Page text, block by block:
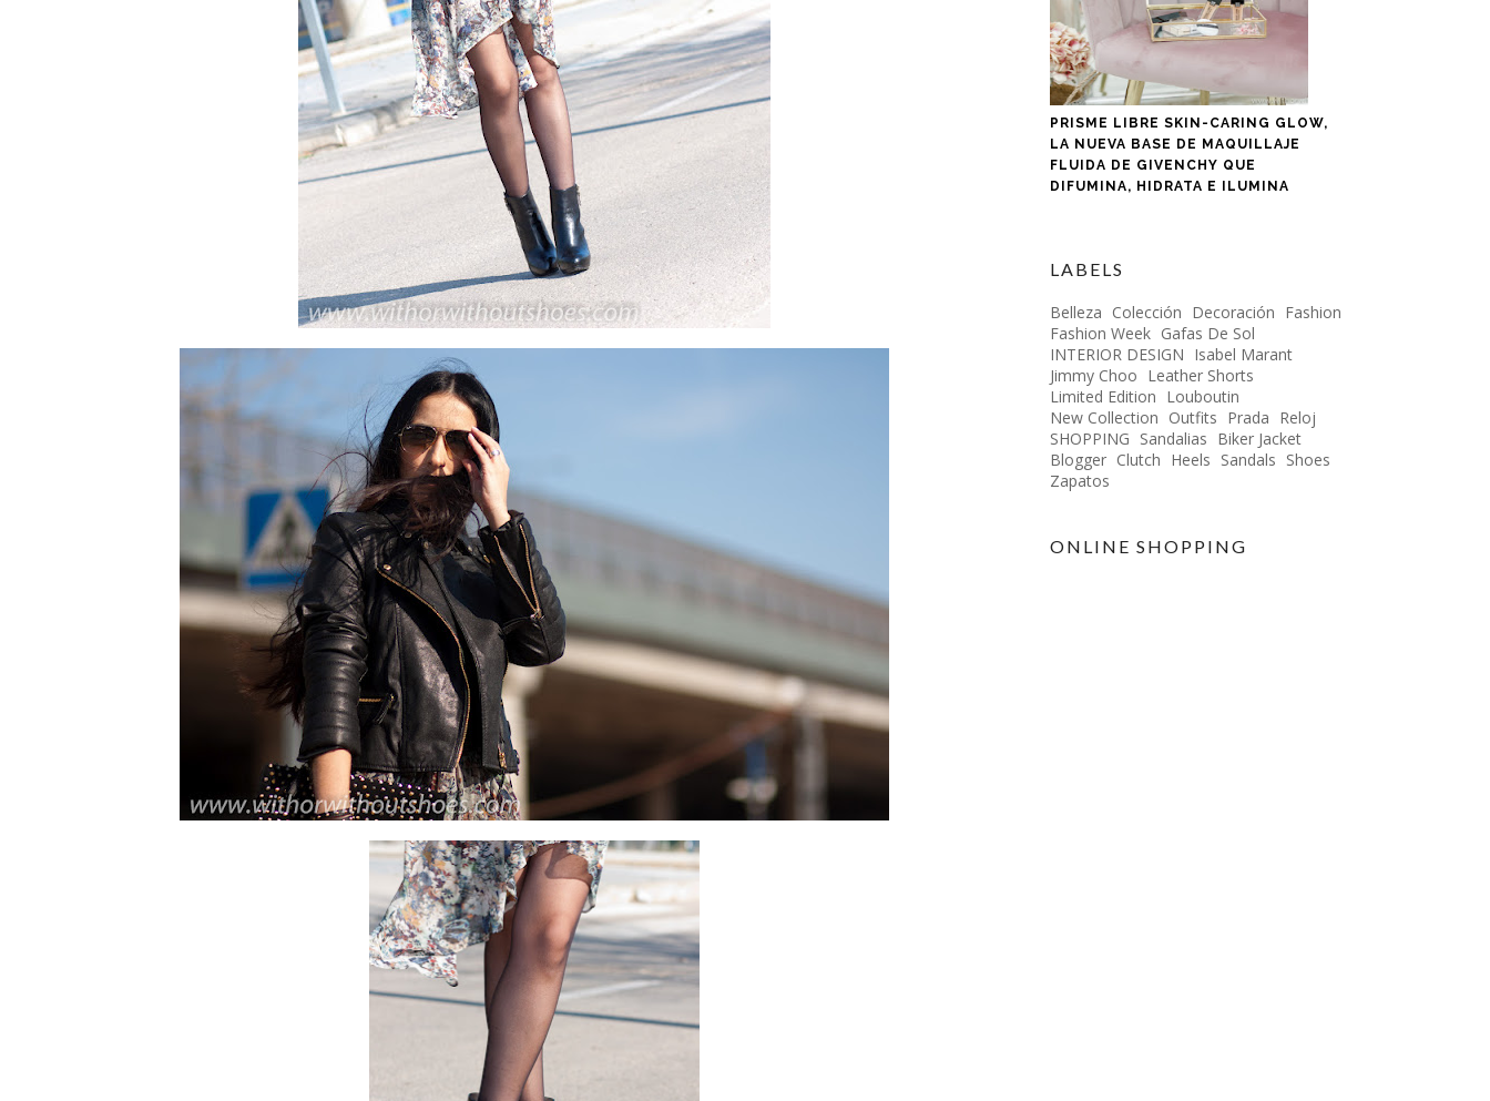
PRISME LIBRE SKIN-CARING GLOW,
LA NUEVA BASE DE MAQUILLAJE
FLUIDA DE GIVENCHY QUE
DIFUMINA, HIDRATA E ILUMINA
LABELS
Belleza Colección Decoración Fashion
Fashion Week Gafas De Sol
INTERIOR DESIGN Isabel Marant
Jimmy Choo Leather Shorts
Limited Edition Louboutin
New Collection Outfits Prada Reloj
SHOPPING Sandalias Biker Jacket
Blogger Clutch Heels Sandals Shoes
Zapatos
ONLINE SHOPPING